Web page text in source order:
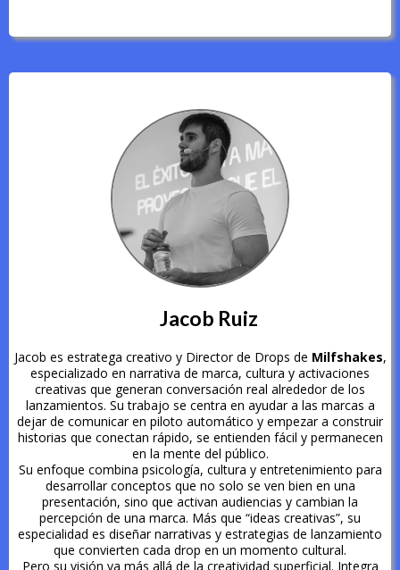
Jacob Ruiz
Jacob es estratega creativo y Director de Drops de Milfshakes,
especializado en narrativa de marca, cultura y activaciones
creativas que generan conversación real alrededor de los
lanzamientos. Su trabajo se centra en ayudar a las marcas a
dejar de comunicar en piloto automático y empezar a construir
historias que conectan rápido, se entienden fácil y permanecen
en la mente del público.
Su enfoque combina psicología, cultura y entretenimiento para
desarrollar conceptos que no solo se ven bien en una
presentación, sino que activan audiencias y cambian la
percepción de una marca. Más que “ideas creativas”, su
especialidad es diseñar narrativas y estrategias de lanzamiento
que convierten cada drop en un momento cultural.
Pero su visión va más allá de la creatividad superficial. Integra